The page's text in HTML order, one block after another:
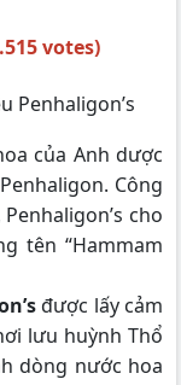
votes)
Penhaligon’s
của Anh dược
Công
cho
tên “Hammam
được lấy cảm
lưu huỳnh Thổ
dòng nước hoa